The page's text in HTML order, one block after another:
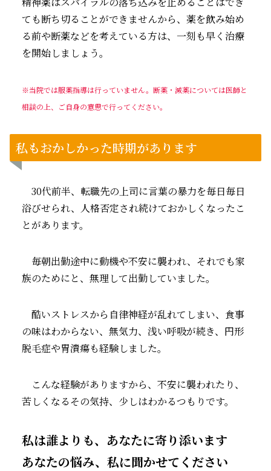
ても断ち切ることができませんから、薬を飲み始め
る前や断薬などを考えている方は、一刻も早く治療
を開始しましょう。
※当院では服薬指導は行っていません。断薬・ 減薬については医師と
相談の上、ご自身の意思で行ってください。
私もおかしかった時期があります
30代前半、転職先の上司に言葉の暴力を毎日毎日
浴びせられ、人格否定され続けておかしくなったこ
とがあります。
毎朝出勤途中に動機や不安に襲われ、それでも家
族のためにと、無理して出勤していました。
酷いストレスから自律神経が乱れてしまい、食事
の味はわからない、無気力、浅い呼吸が続き、円形
脱毛症や胃潰瘍も経験しました。
こんな経験がありますから、不安に襲われたり、
苦しくなるその気持、少しはわかるつもりです。
私は誰よりも、あなたに寄り添います
あなたの悩み、私に聞かせてください